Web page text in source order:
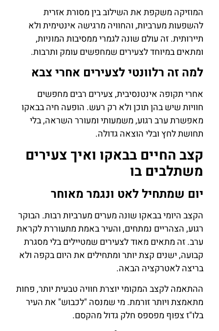
המוזיקה משקפת את השילוב בין מסורת אזרית
להשפעות מערביות, והחוויה מרגישה אינטימית ולא
תיירותית. זה עולם שונה לגמרי ממסיבות המוניות,
ומתאים במיוחד לצעירים שמחפשים עומק ותרבות.
למה זה רלוונטי לצעירים אחרי צבא
אחרי תקופה אינטנסיבית, צעירים רבים מחפשים
חוויות שיש בהן תוכן ולא רק רעש. הופעה חיה בבאקו
מאפשרת ערב רגוע, משמעותי ומעורר השראה, בלי
תחושת לחץ ובלי הוצאה גדולה.
קצב החיים בבאקו ואיך צעירים
משתלבים בו
יום שמתחיל לאט ונגמר מאוחר
הקצב היומי בבאקו שונה מערים מערביות רבות. הבוקר
רגוע, הצהריים נמתחים, והעיר באמת מתעוררת לקראת
ערב. זה מתאים מאוד לצעירים שמטיילים בלי מסגרת
קבועה, ישנים קצת יותר ומתחילים את היום בקפה ולא
בריצה לאטרקציה הבאה.
ההתאמה לקצב המקומי יוצרת חוויה טבעית יותר, פחות
מתאמצת ויותר זורמת. מי שמנסה "לכבוש" את העיר
בלו"ז צפוף מפספס חלק גדול מהקסם.